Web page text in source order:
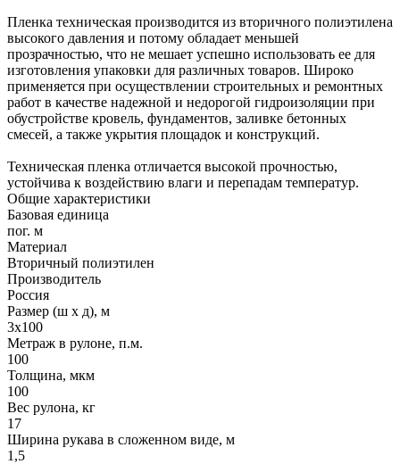
Пленка техническая производится из вторичного полиэтилена
высокого давления и потому обладает меньшей
прозрачностью, что не мешает успешно использовать ее для
изготовления упаковки для различных товаров. Широко
применяется при осуществлении строительных и ремонтных
работ в качестве надежной и недорогой гидроизоляции при
обустройстве кровель, фундаментов, заливке бетонных
смесей, а также укрытия площадок и конструкций.
Техническая пленка отличается высокой прочностью,
устойчива к воздействию влаги и перепадам температур.
Общие характеристики
Базовая единица
пог. м
Материал
Вторичный полиэтилен
Производитель
Россия
Размер (ш х д), м
3х100
Метраж в рулоне, п.м.
100
Толщина, мкм
100
Вес рулона, кг
17
Ширина рукава в сложенном виде, м
1,5